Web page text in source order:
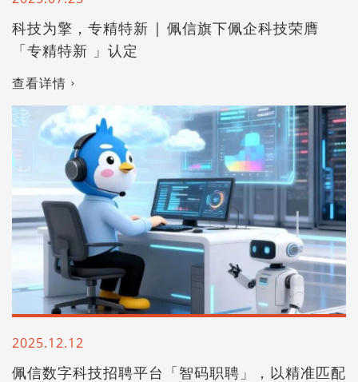
科技为擎，专精特新 | 佩信旗下佩企科技荣膺
「专精特新 」认定
查看详情
2025.12.12
佩信数字科技招聘平台「智码职聘」，以精准匹配